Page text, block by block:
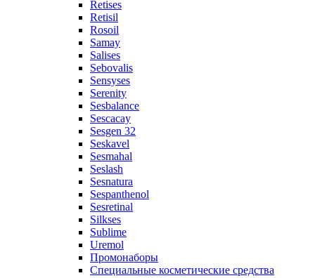
Retises
Retisil
Rosoil
Samay
Salises
Sebovalis
Sensyses
Serenity
Sesbalance
Sescacay
Sesgen 32
Seskavel
Sesmahal
Seslash
Sesnatura
Sespanthenol
Sesretinal
Silkses
Sublime
Uremol
Промонаборы
Специальные косметические средства